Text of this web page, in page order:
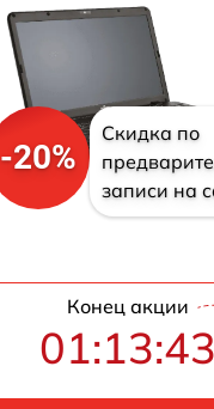
-20%
Скидка по
записи на
Конец акции
01:13:42